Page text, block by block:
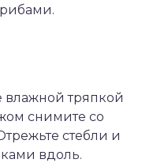
влажной тряпкой
снимите со
стебли и
вдоль.